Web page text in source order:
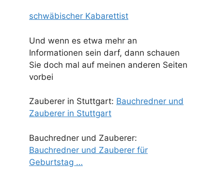
schwäbischer Kabarettist
Und wenn es etwa mehr an
Informationen sein darf, dann schauen
Sie doch mal auf meinen anderen Seiten
vorbei
Zauberer in Stuttgart: Bauchredner und
Zauberer in Stuttgart
Bauchredner und Zauberer:
Bauchredner und Zauberer für
Geburtstag …